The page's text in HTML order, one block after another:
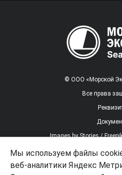
© ООО «Морской
Все права
Images byStories /
Заказать
Мы используем файлы
веб-аналитики Яндекс